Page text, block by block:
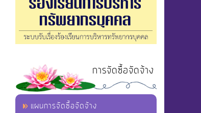
การจัดซื้อจัดจ้าง
แผนการจัดซื้อจัดจ้าง